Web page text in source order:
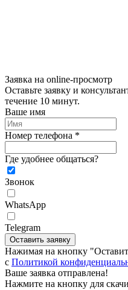
Заявка на online-просмотр
Оставьте заявку и
течение 10 минут.
Ваше имя
Номер телефона *
Где удобнее общаться?
Звонок
WhatsApp
Telegram
Оставить заявку
Нажимая на кнопку
c Политикой
Ваше заявка отправлена!
Нажмите на кнопку для